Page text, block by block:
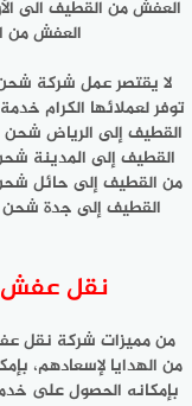
العفش من القطيف الى
العفش من
لا يقتصر عمل شركة
توفر لعملائها الكرام
القطيف إلى الرياض
القطيف إلى المدينة
من القطيف إلى حائل
القطيف إلى جدة شحن
نقل عفش
من مميزات شركة نقل
من الهدايا لإسعادهم،
بإمكانه الحصول على